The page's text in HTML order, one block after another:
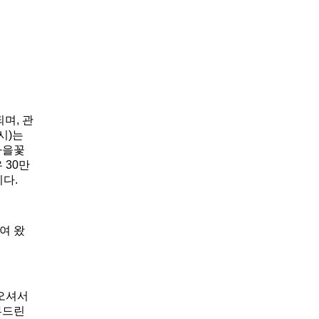
며 , 관
)는
꽃
30만
다.
왔
셔서
린